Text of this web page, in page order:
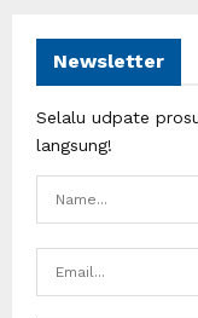
Newsletter
Selalu udpate
langsung!